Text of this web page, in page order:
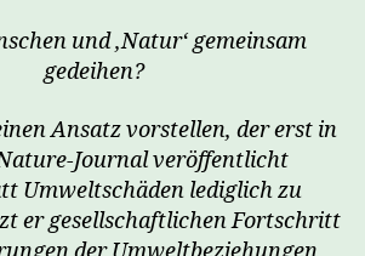
und ‚Natur‘ gemeinsam
gedeihen?
Ansatz vorstellen, der erst in
Journal veröffentlicht
Umweltschäden lediglich zu
er gesellschaftlichen Fortschritt